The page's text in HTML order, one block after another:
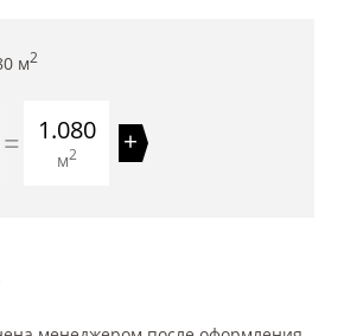
м2
= 1.080
м2 +